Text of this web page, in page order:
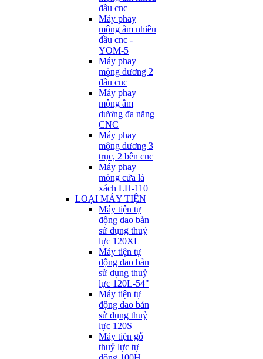
đầu cnc
Máy phay
mộng âm nhiều
đầu cnc -
YOM-5
Máy phay
mộng dương 2
đầu cnc
Máy phay
mộng âm
dương đa năng
CNC
Máy phay
mộng dương 3
trục, 2 bên cnc
Máy phay
mộng cửa lá
xách LH-110
LOẠI MÁY TIỆN
Máy tiện tự
động dao bản
sử dụng thuỷ
lực 120XL
Máy tiện tự
động dao bản
sử dụng thuỷ
lực 120L-54"
Máy tiện tự
động dao bản
sử dụng thuỷ
lực 120S
Máy tiện gỗ
thuỷ lực tự